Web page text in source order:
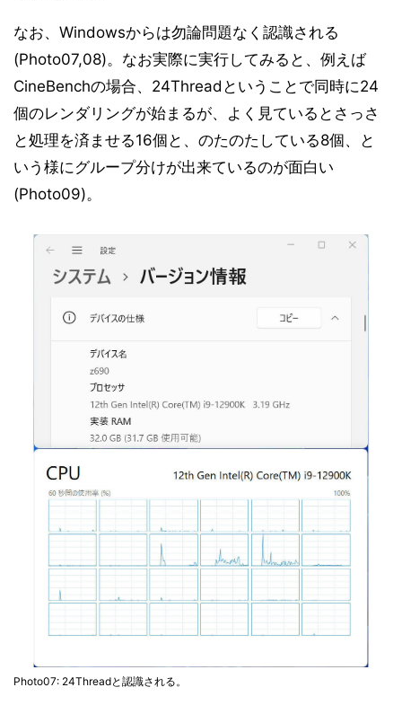
なお、Windowsからは勿論問題なく認識される
(Photo07,08)。なお実際に実行してみると、例えば
CineBenchの場合、24Threadということで同時に24
個のレンダリングが始まるが、よく見ているとさっさ
と処理を済ませる16個と、のたのたしている8個、と
いう様にグループ分けが出来ているのが面白い
(Photo09)。
Photo07: 24Threadと認識される。